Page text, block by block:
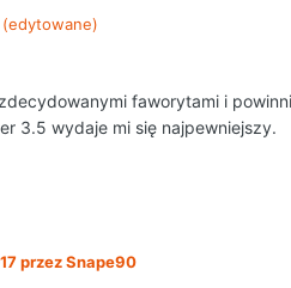
(edytowane)
faworytami i
3.5 wydaje mi się najpewniejszy.
przez Snape90